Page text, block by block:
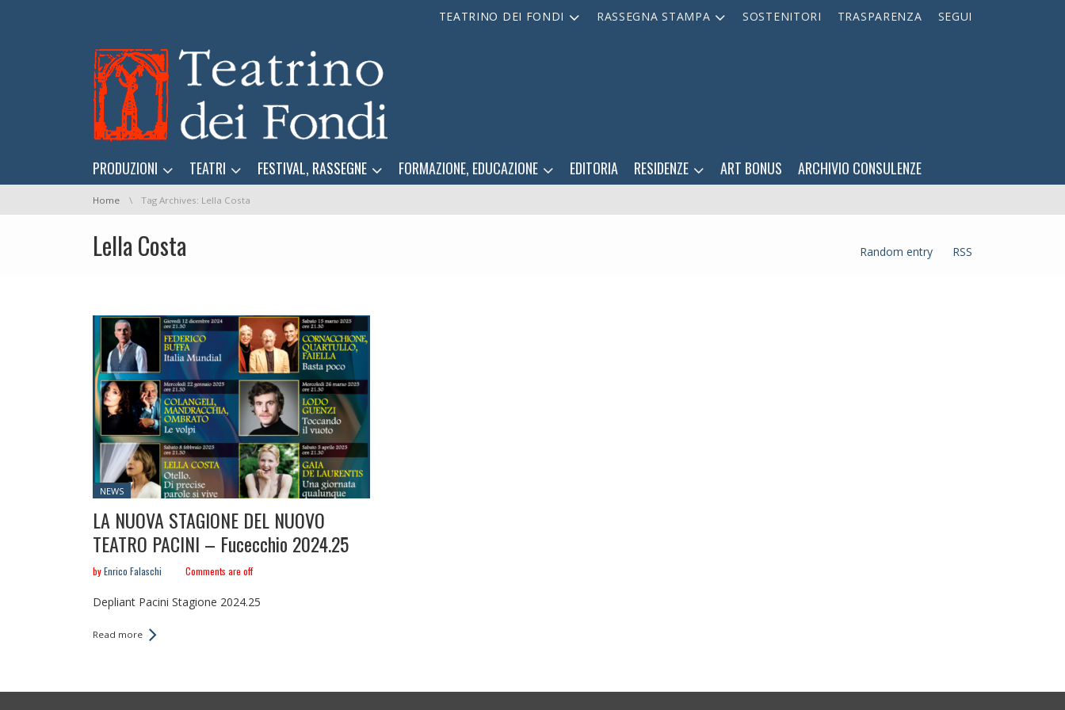
TEATRINO DEI FONDI RASSEGNA STAMPA SOSTENITORI TRASPARENZA SEGUI
Skip navigation
PRODUZIONI TEATRI FESTIVAL, RASSEGNE FORMAZIONE, EDUCAZIONE EDITORIA RESIDENZE ART BONUS ARCHIVIO CONSULENZE
You are here:
Home Tag Archives: Lella Costa
Lella Costa Random entry RSS
Posted
NEWS
LA NUOVA STAGIONE DEL NUOVO
TEATRO PACINI – Fucecchio 2024.25
byEnrico Falaschi Comments are off
Depliant Pacini Stagione 2024.25
Read more